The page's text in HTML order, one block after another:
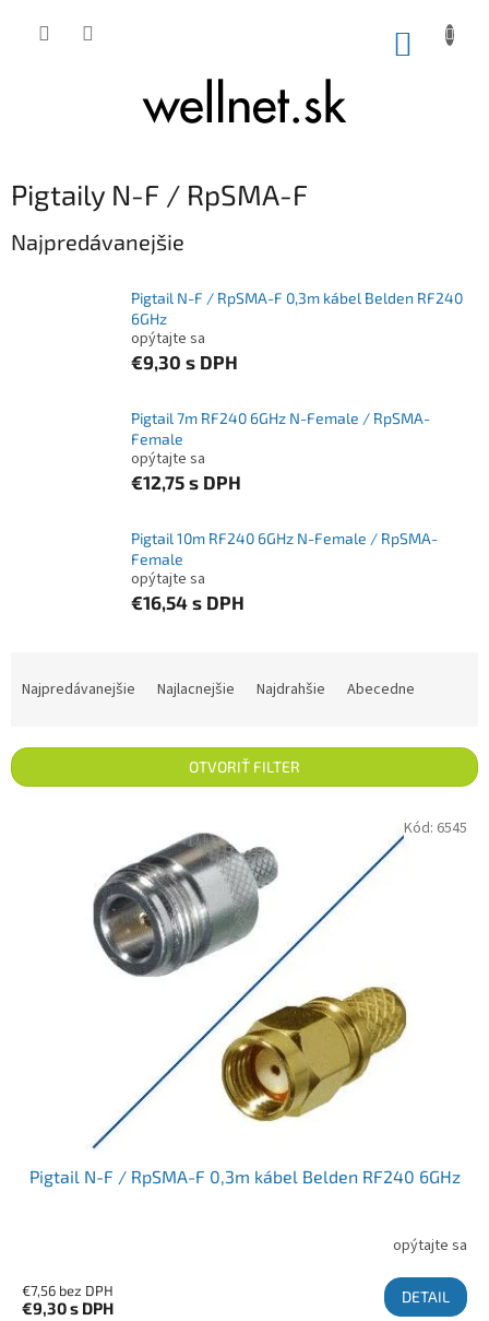
Pigtaily N-F / RpSMA-F
Najpredávanejšie
Pigtail N-F / RpSMA-F 0,3m kábel Belden RF240
6GHz
opýtajte sa
€9,30 s DPH
Pigtail 7m RF240 6GHz N-Female / RpSMA-
Female
opýtajte sa
€12,75 s DPH
Pigtail 10m RF240 6GHz N-Female / RpSMA-
Female
opýtajte sa
€16,54 s DPH
Najpredávanejšie Najlacnejšie Najdrahšie Abecedne
OTVORIŤ FILTER
Pigtail N-F / RpSMA-F 0,3m kábel Belden RF240 6GHz
opýtajte sa
€7,56 bez DPH
€9,30s DPH
DETAIL
Kód: 6545